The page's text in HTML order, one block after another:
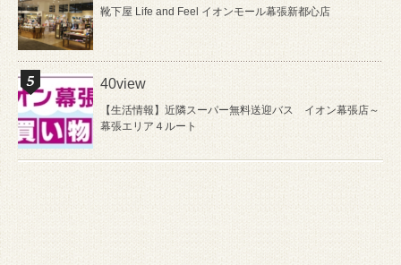
靴下屋 Life and Feel イオンモール幕張新都心店
40view
【生活情報】近隣スーパー無料送迎バス イオン幕張店～
幕張エリア４ルート